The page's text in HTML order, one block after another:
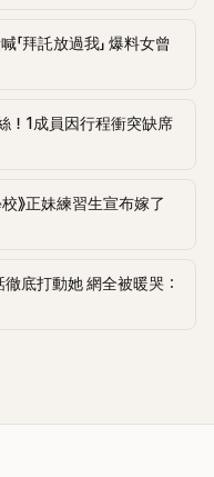
拜託放過我」 爆料女曾
！1成員因行程衝突缺席
》正妹練習生宣布嫁了
底打動她 網全被暖哭：